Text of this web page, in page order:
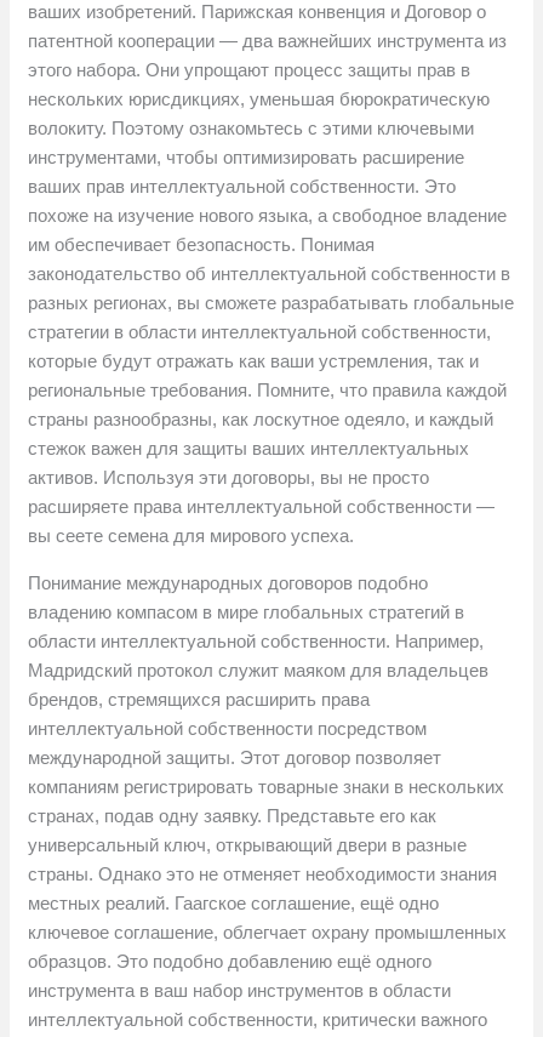
ваших изобретений. Парижская конвенция и Договор о
патентной кооперации — два важнейших инструмента из
этого набора. Они упрощают процесс защиты прав в
нескольких юрисдикциях, уменьшая бюрократическую
волокиту. Поэтому ознакомьтесь с этими ключевыми
инструментами, чтобы оптимизировать расширение
ваших прав интеллектуальной собственности. Это
похоже на изучение нового языка, а свободное владение
им обеспечивает безопасность. Понимая
законодательство об интеллектуальной собственности в
разных регионах, вы сможете разрабатывать глобальные
стратегии в области интеллектуальной собственности,
которые будут отражать как ваши устремления, так и
региональные требования. Помните, что правила каждой
страны разнообразны, как лоскутное одеяло, и каждый
стежок важен для защиты ваших интеллектуальных
активов. Используя эти договоры, вы не просто
расширяете права интеллектуальной собственности —
вы сеете семена для мирового успеха.
Понимание международных договоров подобно
владению компасом в мире глобальных стратегий в
области интеллектуальной собственности. Например,
Мадридский протокол служит маяком для владельцев
брендов, стремящихся расширить права
интеллектуальной собственности посредством
международной защиты. Этот договор позволяет
компаниям регистрировать товарные знаки в нескольких
странах, подав одну заявку. Представьте его как
универсальный ключ, открывающий двери в разные
страны. Однако это не отменяет необходимости знания
местных реалий. Гаагское соглашение, ещё одно
ключевое соглашение, облегчает охрану промышленных
образцов. Это подобно добавлению ещё одного
инструмента в ваш набор инструментов в области
интеллектуальной собственности, критически важного